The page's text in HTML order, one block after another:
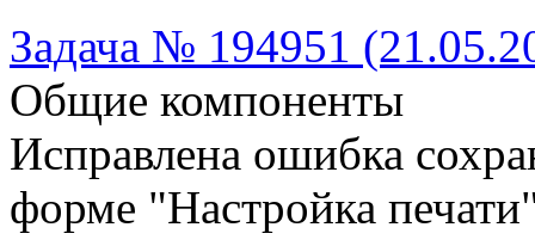
Задача № 194951
Общие компоненты
Исправлена ошибка
форме "Настройка